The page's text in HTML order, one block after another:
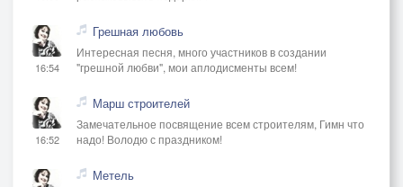
16:54
Грешная любовь
Интересная песня, много участников в создании
"грешной любви", мои аплодисменты всем!
16:52
Марш строителей
Замечательное посвящение всем строителям, Гимн что
надо! Володю с праздником!
Метель